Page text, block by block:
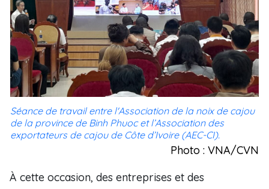
Séance de travail entre l'Association de la noix de cajou
de la province de Binh Phuoc et l’Association des
exportateurs de cajou de Côte d’Ivoire (AEC-CI).
Photo : VNA/CVN
À cette occasion, des entreprises et des